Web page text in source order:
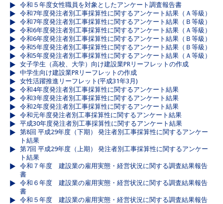
令和５年度女性職員を対象としたアンケート調査報告書
令和7年度発注者別工事採算性に関するアンケート結果（Ａ等級）
令和7年度発注者別工事採算性に関するアンケート結果（Ｂ等級）
令和6年度発注者別工事採算性に関するアンケート結果（Ａ等級）
令和6年度発注者別工事採算性に関するアンケート結果（Ｂ等級）
令和5年度発注者別工事採算性に関するアンケート結果（Ｂ等級）
令和5年度発注者別工事採算性に関するアンケート結果（Ａ等級）
女子学生（高校、大学）向け建設業PRリーフレットの作成
中学生向け建設業PRリーフレットの作成
女性活躍推進リーフレット(平成31年3月)
令和4年度発注者別工事採算性に関するアンケート結果
令和3年度発注者別工事採算性に関するアンケート結果
令和2年度発注者別工事採算性に関するアンケート結果
令和元年度発注者別工事採算性に関するアンケート結果
平成30年度発注者別工事採算性に関するアンケート結果
第8回 平成29年度（下期） 発注者別工事採算性に関するアンケー
ト結果
第7回 平成29年度（上期） 発注者別工事採算性に関するアンケー
ト結果
令和７年度 建設業の雇用実態・経営状況に関する調査結果報告
書
令和６年度 建設業の雇用実態・経営状況に関する調査結果報告
書
令和５年度 建設業の雇用実態・経営状況に関する調査結果報告